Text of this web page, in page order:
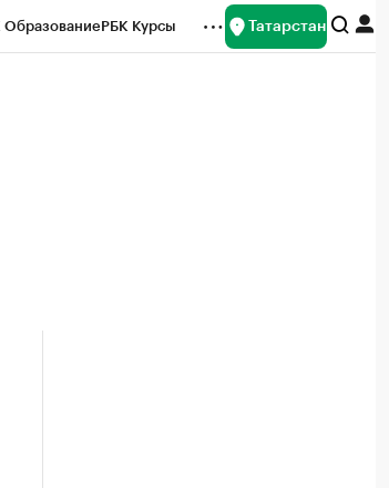
ОбразованиеРБК Курсы Татарстан